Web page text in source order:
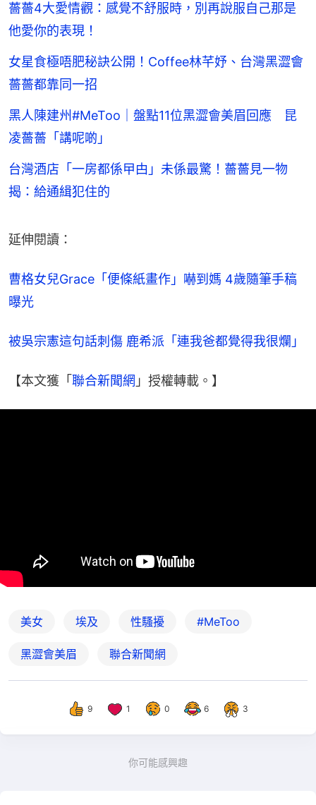
薔薔4大愛情觀：感覺不舒服時，別再說服自己那是
他愛你的表現！
女星食極唔肥秘訣公開！Coffee林芊妤、台灣黑澀會
薔薔都靠同一招
黑人陳建州#MeToo｜盤點11位黑澀會美眉回應 昆
凌薔薔「講呢啲」
台灣酒店「一房都係曱甴」未係最驚！薔薔見一物
揭：給通緝犯住的
延伸閱讀：
曹格女兒Grace「便條紙畫作」嚇到媽 4歲隨筆手稿
曝光
被吳宗憲這句話刺傷 鹿希派「連我爸都覺得我很爛」
【本文獲「 聯合新聞網 」授權轉載。】
美女 埃及 性騷擾 #MeToo
黑澀會美眉 聯合新聞網
9 1 0 6 3
你可能感興趣